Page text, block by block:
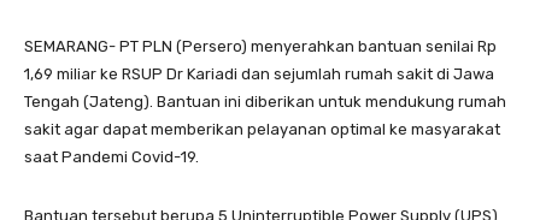
SEMARANG- PT PLN (Persero) menyerahkan bantuan senilai Rp
1,69 miliar ke RSUP Dr Kariadi dan sejumlah rumah sakit di Jawa
Tengah (Jateng). Bantuan ini diberikan untuk mendukung rumah
sakit agar dapat memberikan pelayanan optimal ke masyarakat
saat Pandemi Covid-19.
Bantuan tersebut berupa 5 Uninterruptible Power Supply (UPS)